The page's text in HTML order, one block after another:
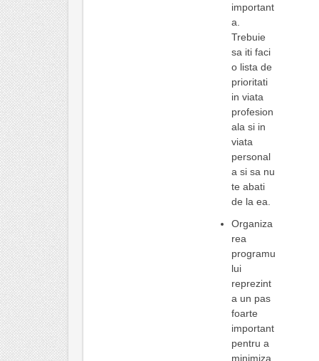
important
a.
Trebuie
sa iti faci
o lista de
prioritati
in viata
profesion
ala si in
viata
personal
a si sa nu
te abati
de la ea.
Organiza
rea
programu
lui
reprezint
a un pas
foarte
important
pentru a
minimiza